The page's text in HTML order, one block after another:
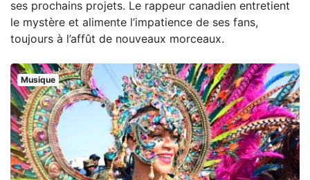
ses prochains projets. Le rappeur canadien entretient
le mystère et alimente l’impatience de ses fans,
toujours à l’affût de nouveaux morceaux.
Musique